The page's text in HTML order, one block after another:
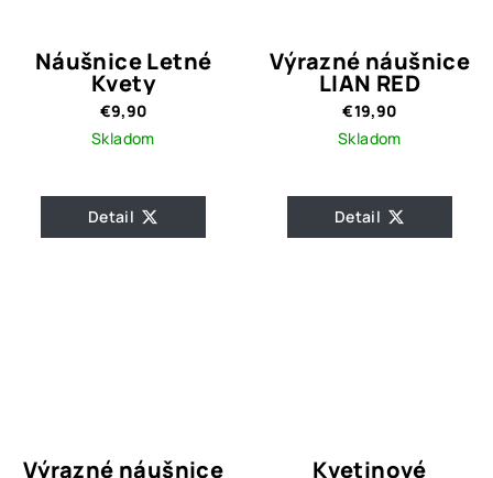
Náušnice Letné
Kvety
€9,90
Skladom
Detail
Výrazné náušnice
LIAN RED
€19,90
Skladom
Detail
Výrazné náušnice Kvetinové